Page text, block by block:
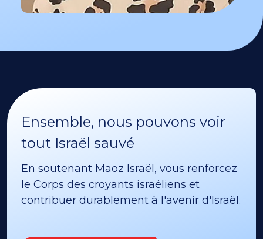
Ensemble, nous pouvons voir
tout Israël sauvé
En soutenant Maoz Israël, vous renforcez
le Corps des croyants israéliens et
contribuer durablement à l'avenir d'Israël.